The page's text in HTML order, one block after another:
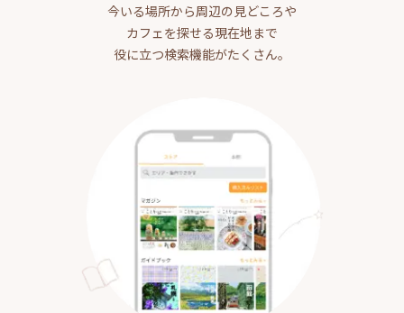
今いる場所から周辺の見どころや
カフェを探せる現在地まで
役に立つ検索機能がたくさん。